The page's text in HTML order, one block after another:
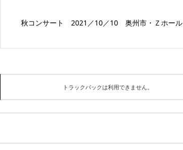
秋コンサート 2021／10／10 奥州市・Ｚホール
トラックバックは利用できません。